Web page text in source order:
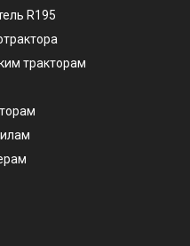
R195
тракторам